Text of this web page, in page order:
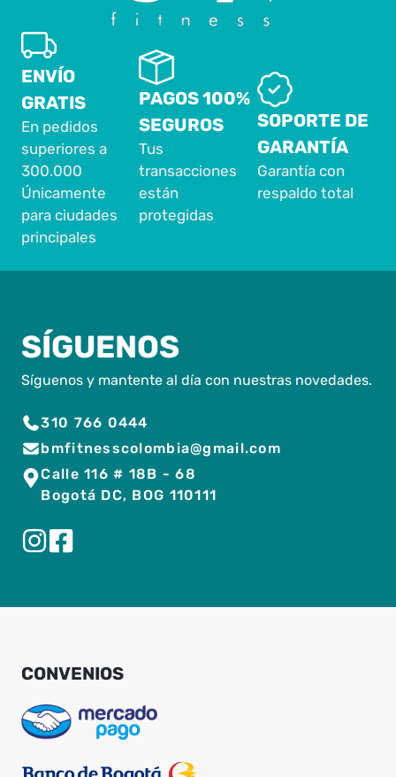
ENVÍO
GRATIS
En pedidos
superiores a
300.000
Únicamente
para ciudades
principales
PAGOS 100%
SEGUROS
Tus
transacciones
están
protegidas
SOPORTE DE
GARANTÍA
Garantía con
respaldo total
SÍGUENOS
Síguenos y mantente al día con nuestras novedades.
310 766 0444
bmfitnesscolombia@gmail.com
Calle 116 # 18B - 68
Bogotá DC, BOG 110111
CONVENIOS